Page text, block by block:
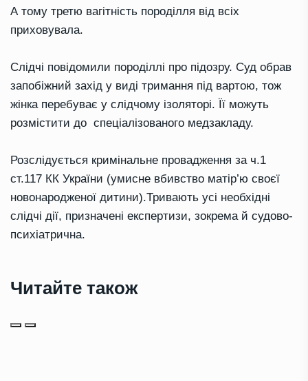
А тому третю вагітність породілля від всіх
приховувала.
Слідчі повідомили породіллі про підозру. Суд обрав
запобіжний захід у виді тримання під вартою, тож
жінка перебуває у слідчому ізоляторі. Її можуть
розмістити до спеціалізованого медзакладу.
Розслідується кримінальне провадження за ч.1
ст.117 КК України (умисне вбивство матір’ю своєї
новонародженої дитини).Тривають усі необхідні
слідчі дії, призначені експертизи, зокрема й судово-
психіатрична.
Читайте також